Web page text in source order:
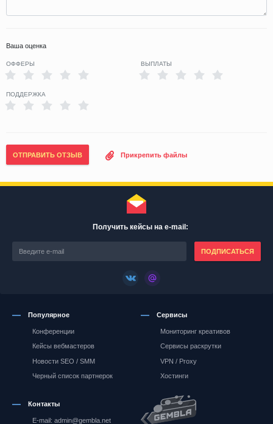
Ваша оценка
ОФФЕРЫ ВЫПЛАТЫ
ПОДДЕРЖКА
ОТПРАВИТЬ ОТЗЫВ Прикрепить файлы
Получить кейсы на e-mail:
ПОДПИСАТЬСЯ
Популярное
Конференции
Кейсы вебмастеров
Новости SEO / SMM
Черный список партнерок
Сервисы
Мониторинг креативов
Сервисы раскрутки
VPN / Proxy
Хостинги
Контакты
E-mail: admin@gembla.net